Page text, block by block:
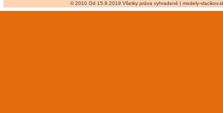
© 2010 Od 15.8.2019 Všetky práva vyhradené | modely-